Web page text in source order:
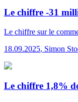
Le chiffre -31
Le chiffre sur le
18.09.2025, Simon
Le chiffre 1,8%